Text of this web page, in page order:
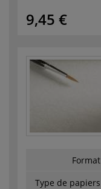
9,45 €
Format
Type de papiers